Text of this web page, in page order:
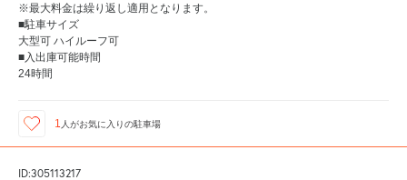
※最大料金は繰り返し適用となります。
■駐車サイズ
大型可 ハイルーフ可
■入出庫可能時間
24時間
1 人がお気に入りの駐車場
ID:305113217